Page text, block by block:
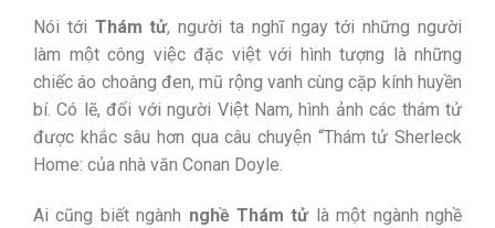
Nói tới Thám tử, người ta nghĩ ngay tới những người
làm một công việc đặc việt với hình tượng là những
chiếc áo choàng đen, mũ rộng vanh cùng cặp kính huyền
bí. Có lẽ, đối với người Việt Nam, hình ảnh các thám tử
được khắc sâu hơn qua câu chuyện “Thám tử Sherleck
Home: của nhà văn Conan Doyle.
Ai cũng biết ngành nghề Thám tửlà một ngành nghề